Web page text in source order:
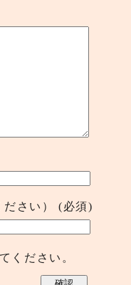
さい） (必須)
ください。